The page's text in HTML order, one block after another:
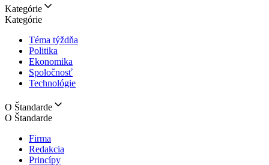
Kategórie
Kategórie
Téma týždňa
Politika
Ekonomika
Spoločnosť
Technológie
O Štandarde
O Štandarde
Firma
Redakcia
Princípy